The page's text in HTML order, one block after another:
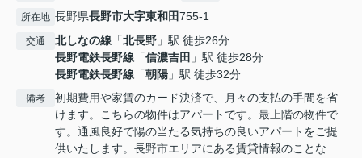
所在地 長野県長野市大字東和田755-1
交通 北しなの線 「北長野 」駅 徒歩26分
長野電鉄長野線 「信濃吉田 」駅 徒歩28分
長野電鉄長野線 「朝陽 」駅 徒歩32分
備考
初期費用や家賃のカード決済で、月々の支払の手間を省
けます。こちらの物件はアパートです。最上階の物件で
す。通風良好で陽の当たる気持ちの良いアパートをご提
供いたします。長野市エリアにある賃貸情報のことな